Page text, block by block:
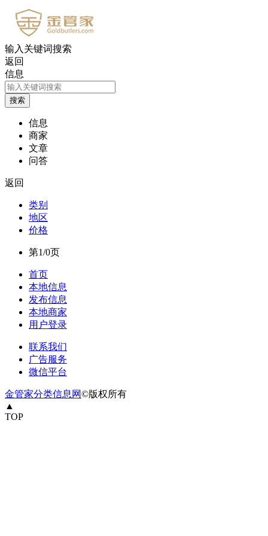
输入关键词搜索
返回
信息
信息
商家
文章
问答
返回
类别
地区
价格
第1/0页
首页
本地信息
发布信息
本地商家
用户登录
联系我们
广告服务
微信平台
金管家分类信息网©版权所有
▲
TOP